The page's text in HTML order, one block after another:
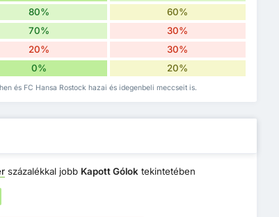
80% 60%
70% 30%
20% 30%
0% 20%
és FC Hansa Rostock hazai és idegenbeli meccseit is.
százalékkal jobb Kapott Gólok tekintetében